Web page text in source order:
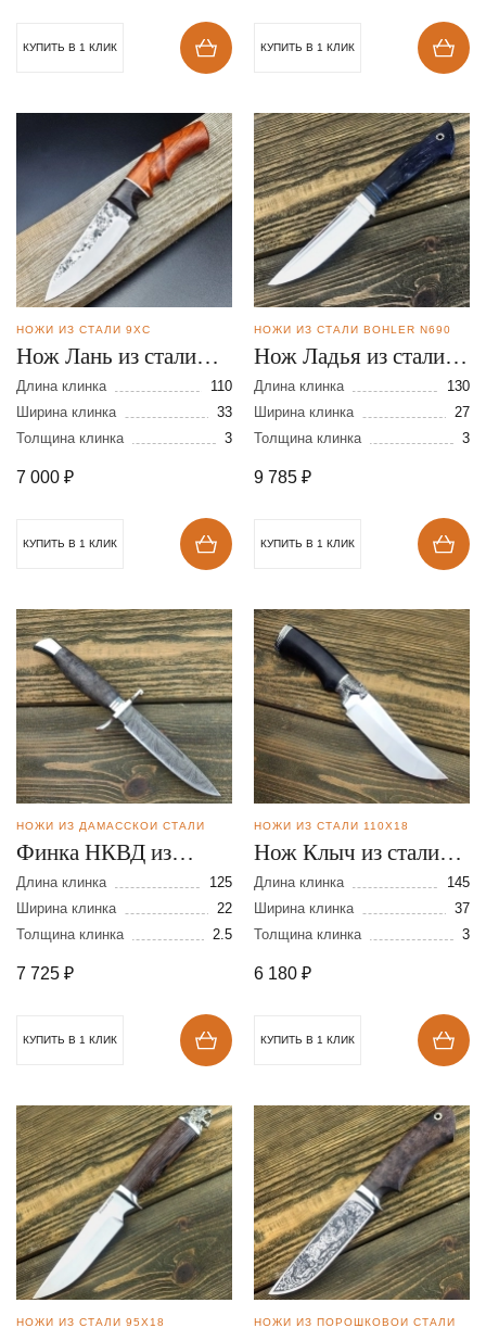
КУПИТЬ В 1 КЛИК КУПИТЬ В 1 КЛИК
НОЖИ ИЗ СТАЛИ 9ХС
Нож Лань из стали
9ХС
Длина клинка
110
Ширина клинка
33
Толщина клинка
3
7 000 ₽
КУПИТЬ В 1 КЛИК
НОЖИ ИЗ СТАЛИ BOHLER N690
Нож Ладья из стали
N690
Длина клинка
130
Ширина клинка
27
Толщина клинка
3
9 785 ₽
КУПИТЬ В 1 КЛИК
НОЖИ ИЗ ДАМАССКОЙ СТАЛИ
Финка НКВД из
дамасской стали
Длина клинка
125
Ширина клинка
22
Толщина клинка
2.5
7 725 ₽
КУПИТЬ В 1 КЛИК
НОЖИ ИЗ СТАЛИ 110Х18
Нож Клыч из стали
110Х18
Длина клинка
145
Ширина клинка
37
Толщина клинка
3
6 180 ₽
КУПИТЬ В 1 КЛИК
НОЖИ ИЗ СТАЛИ 95Х18 НОЖИ ИЗ ПОРОШКОВОЙ СТАЛИ